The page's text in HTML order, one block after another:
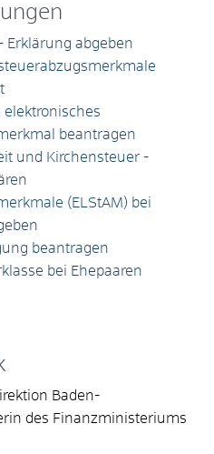
Erklärung abgeben
elektronisches
beantragen
und Kirchensteuer -
(ELStAM) bei
beantragen
bei Ehepaaren
Baden-
des Finanzministeriums